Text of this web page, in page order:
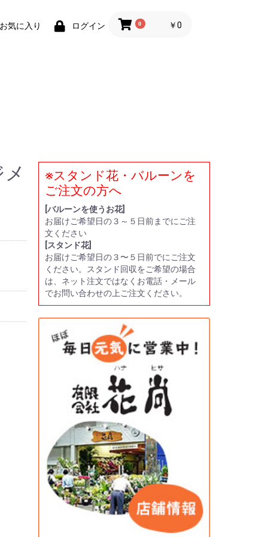
気に入り ログイン 0 ￥0
※スタンド花・バルーンを
ご注文の方へ
[バルーンを使うお花]
お届けご希望日の３～５日前までにご注
文ください
[スタンド花]
お届けご希望日の３〜５日前でにご注文
ください。スタンド回収をご希望の場合
は、ネット注文ではなくお電話・メール
でお問い合わせの上ご注文ください。